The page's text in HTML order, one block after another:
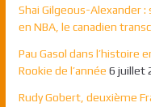
Shai Gilgeous-Alexander
en NBA, le canadien
Pau Gasol dans l’histoire
Rookie de l’année 6 juillet
Rudy Gobert, deuxième